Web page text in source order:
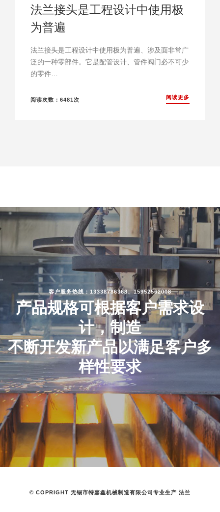
法兰接头是工程设计中使用极
为普遍
法兰接头是工程设计中使用极为普遍、涉及面非常广
泛的一种零部件。它是配管设计、管件阀门必不可少
的零件…
阅读次数：6481次 阅读更多
客户服务热线：13338786368、15952562008
产品规格可根据客户需求设
计，制造
不断开发新产品以满足客户多
样性要求
© COPRIGHT 无锡市特嘉鑫机械制造有限公司专业生产 法兰